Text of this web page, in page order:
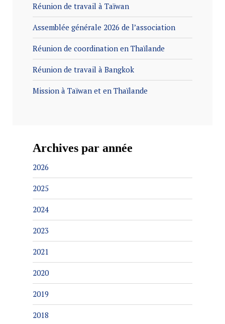
Réunion de travail à Taïwan
Assemblée générale 2026 de l’association
Réunion de coordination en Thaïlande
Réunion de travail à Bangkok
Mission à Taïwan et en Thaïlande
Archives par année
2026
2025
2024
2023
2021
2020
2019
2018